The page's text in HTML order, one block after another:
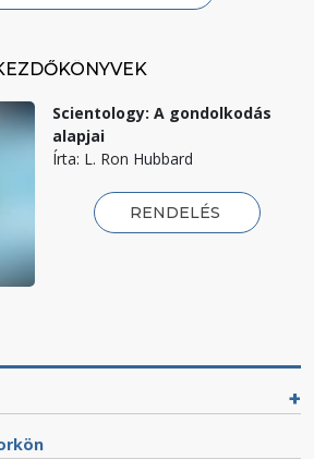
Scientology: A gondolkodás
alapjai
Írta: L. Ron Hubbard
RENDELÉS